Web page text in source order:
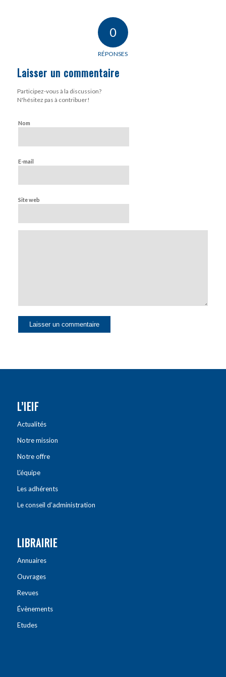
0
RÉPONSES
Laisser un commentaire
Participez-vous à la discussion?
N'hésitez pas à contribuer!
Nom
E-mail
Site web
L’IEIF
Actualités
Notre mission
Notre offre
L’équipe
Les adhérents
Le conseil d’administration
LIBRAIRIE
Annuaires
Ouvrages
Revues
Évènements
Etudes